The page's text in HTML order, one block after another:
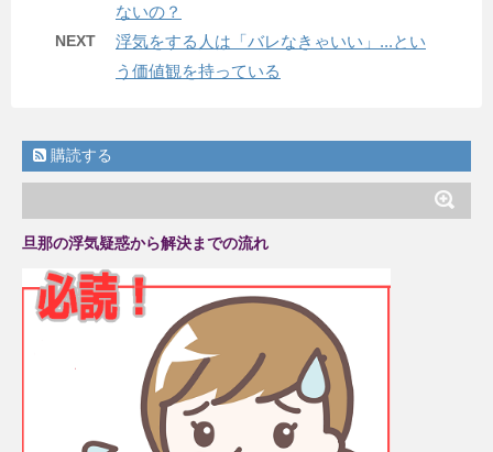
ないの？
NEXT
浮気をする人は「バレなきゃいい」...とい
う価値観を持っている
購読する
旦那の浮気疑惑から解決までの流れ